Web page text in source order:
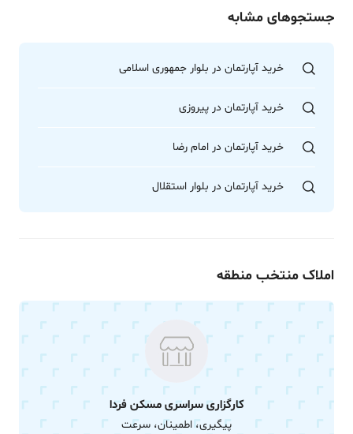
جستجوهای مشابه
خرید آپارتمان در بلوار جمهوری اسلامی
خرید آپارتمان در پیروزی
خرید آپارتمان در امام رضا
خرید آپارتمان در بلوار استقلال
املاک منتخب منطقه
کارگزاری سراسری مسکن فردا
پیگیری، اطمینان، سرعت